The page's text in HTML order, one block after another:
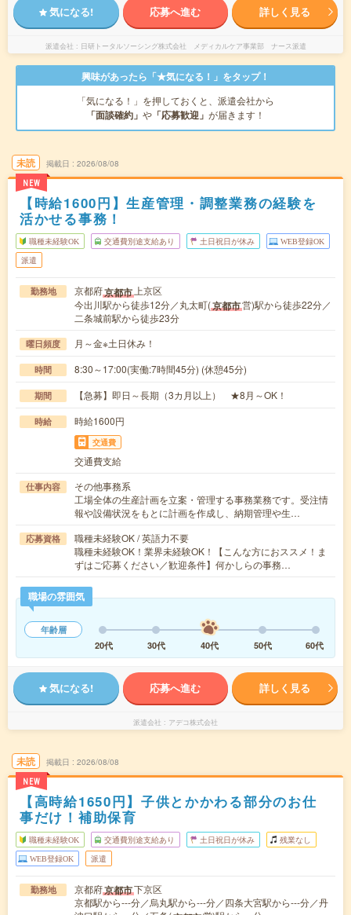
気になる! 応募へ進む 詳しく見る
派遣会社 日研トータルソーシング株式会社 メディカルケア事業部 ナース派遣
興味があったら「★気になる！」をタップ！
「気になる！」を押しておくと、派遣会社から
「面談確約」 や 「応募歓迎」 が届きます！
未読
NEW
掲載日 2026/08/08
【時給1600円】生産管理・調整業務の経験を
活かせる事務！
職種未経験OK 交通費別途支給あり 土日祝日が休み WEB登録OK
派遣
勤務地 京都府京都市 上京区
今出川駅から徒歩12分／丸太町(京都市営)駅から徒歩22分／
二条城前駅から徒歩23分
曜日頻度 月～金※土日休み！
時間 8:30～17:00(実働:7時間45分) (休憩45分)
期間 【急募】即日～長期（3カ月以上） ★8月～OK！
時給 時給1600円
交通費
交通費支給
仕事内容
その他事務系
工場全体の生産計画を立案・管理する事務業務です。受注情
報や設備状況をもとに計画を作成し、納期管理や生…
応募資格
職種未経験OK / 英語力不要
職種未経験OK！業界未経験OK！【こんな方におススメ！ま
ずはご応募ください／歓迎条件】何かしらの事務…
職場の雰囲気
年齢層
20代
30代 40代 50代 60代
気になる! 応募へ進む 詳しく見る
派遣会社 アデコ株式会社
未読
NEW
掲載日 2026/08/08
【高時給1650円】子供とかかわる部分のお仕
事だけ！補助保育
職種未経験OK 交通費別途支給あり 土日祝日が休み 残業なし
WEB登録OK 派遣
勤務地 京都府京都市下京区
京都駅から---分／烏丸駅から---分／四条大宮駅から---分／丹